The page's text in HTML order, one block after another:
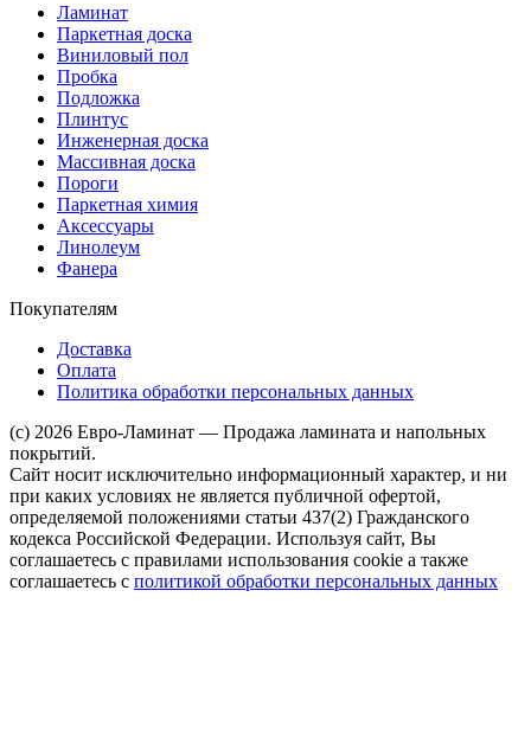
Ламинат
Паркетная доска
Виниловый пол
Пробка
Подложка
Плинтус
Инженерная доска
Массивная доска
Пороги
Паркетная химия
Аксессуары
Линолеум
Фанера
Покупателям
Доставка
Оплата
Политика обработки персональных данных
(c) 2026 Евро-Ламинат — Продажа ламината и напольных
покрытий.
Сайт носит исключительно информационный характер, и ни
при каких условиях не является публичной офертой,
определяемой положениями статьи 437(2) Гражданского
кодекса Российской Федерации. Используя сайт, Вы
соглашаетесь с правилами использования cookie а также
соглашаетесь с политикой обработки персональных данных